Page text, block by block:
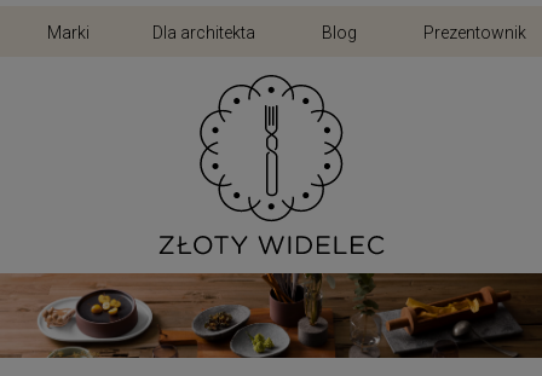
Marki Dla architekta Blog Prezentownik